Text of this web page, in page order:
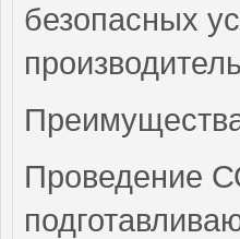
безопасных
Проведение